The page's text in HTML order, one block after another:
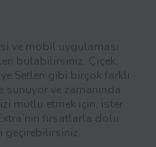
ve mobil uygulaması
bulabilirsiniz. Çiçek,
Setleri gibi birçok farklı
sunuyor ve zamanında
mutlu etmek için, ister
fırsatlarla dolu
geçirebilirsiniz.